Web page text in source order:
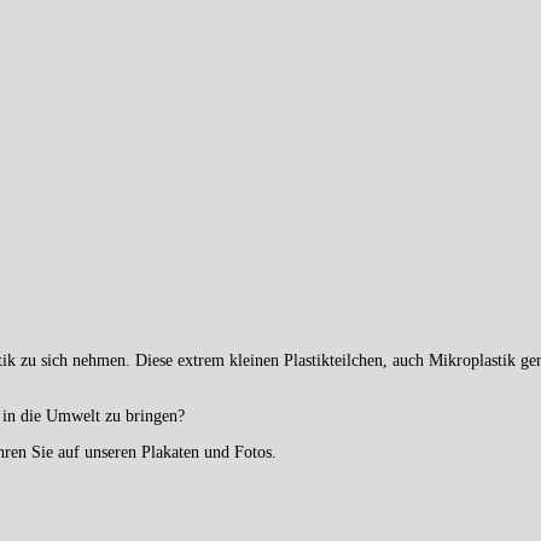
zu sich nehmen. Diese extrem kleinen Plastikteilchen, auch Mikroplastik
die Umwelt zu bringen?
Sie auf unseren Plakaten und Fotos.